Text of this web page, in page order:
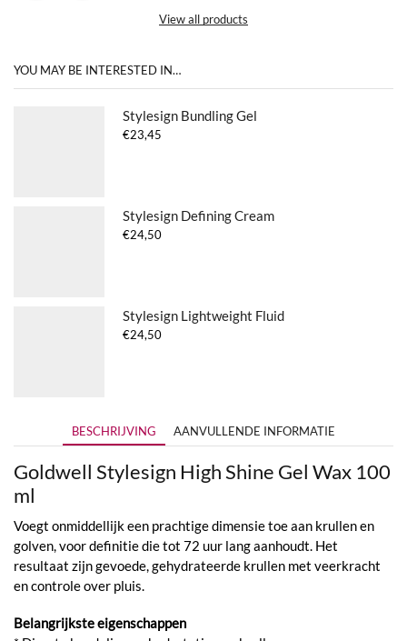
View all products
YOU MAY BE INTERESTED IN…
Stylesign Bundling Gel
€23,45
Stylesign Defining Cream
€24,50
Stylesign Lightweight Fluid
€24,50
BESCHRIJVING AANVULLENDE INFORMATIE
Goldwell Stylesign High Shine Gel Wax 100
ml
Voegt onmiddellijk een prachtige dimensie toe aan krullen en
golven, voor definitie die tot 72 uur lang aanhoudt. Het
resultaat zijn gevoede, gehydrateerde krullen met veerkracht
en controle over pluis.
Belangrijkste eigenschappen